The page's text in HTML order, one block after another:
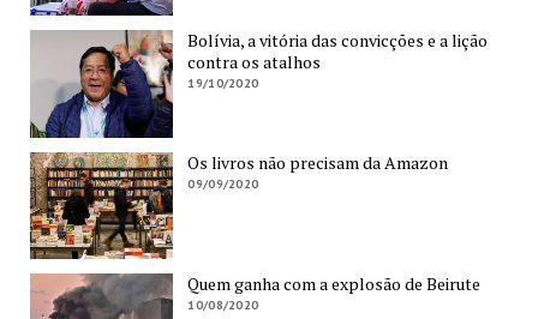
Bolívia, a vitória das convicções e a lição
contra os atalhos
19/10/2020
Os livros não precisam da Amazon
09/09/2020
Quem ganha com a explosão de Beirute
10/08/2020